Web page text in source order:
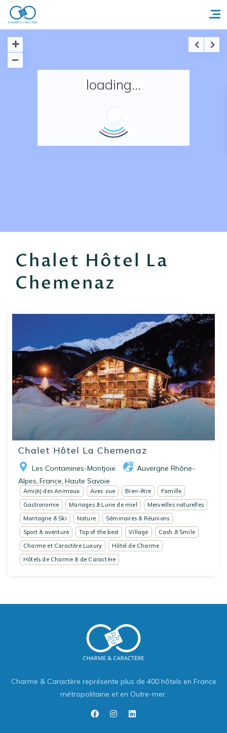
Accueil
loading...
Chalet Hôtel La
Chemenaz
Chalet Hôtel La Chemenaz
Les Contamines-Montjoie
Auvergne Rhône-
Alpes France Haute Savoie
Ami(e) des Animaux Avec vue Bien-être
Famille
Gastronomie
Mariages & Lune de miel
Merveilles naturelles
Montagne & Ski
Nature
Séminaires & Réunions
Sport & aventure
Top of the best Village
Cash & Smile
Charme et Caractère Luxury
Hôtel de Charme
Hôtels de Charme & de Caractère
Charme & Caractère représente plus de 400 hôtels en France
métropolitaine et en Outre-mer.